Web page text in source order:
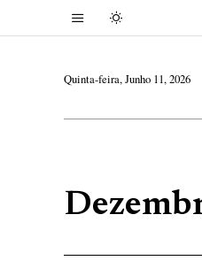
Quinta-feira, Junho 11, 2026